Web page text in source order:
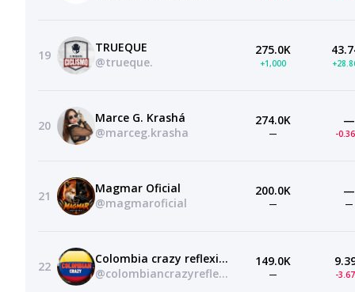
19
TRUEQUE
@trueque.
275.0K
+1,000
20
Marce G. Krashá
@marceg.krasha
274.0K
—
—
-
21
Magmar Oficial
@magmaroficial
200.0K
—
—
—
22
Colombia crazy reflexiones
@colombiancrazyreflexion
149.0K
— -